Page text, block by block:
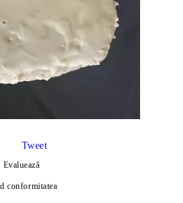
Tweet
Evaluează
conformitatea